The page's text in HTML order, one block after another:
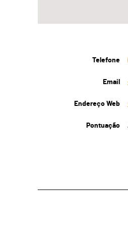
Telefone
Email
Endereço Web
Pontuação